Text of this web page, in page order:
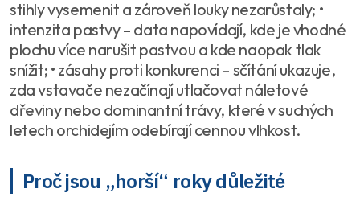
stihly vysemenit a zároveň louky nezarůstaly; •
intenzita pastvy – data napovídají, kde je vhodné
plochu více narušit pastvou a kde naopak tlak
snížit; • zásahy proti konkurenci – sčítání ukazuje,
zda vstavače nezačínají utlačovat náletové
dřeviny nebo dominantní trávy, které v suchých
letech orchidejím odebírají cennou vlhkost.
Proč jsou „horší“ roky důležité